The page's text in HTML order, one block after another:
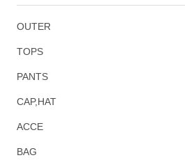
OUTER
TOPS
PANTS
CAP,HAT
ACCE
BAG